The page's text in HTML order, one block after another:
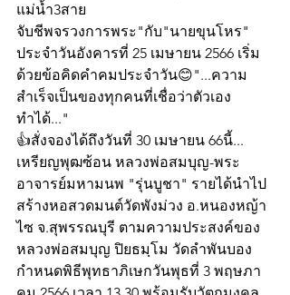
แม่น้ำ3สาย
จับชีพจรวงการพระ"กับ"นายขุนโหร"
ประจำวันอังคารที่ 25 เมษายน 2566 เริ่ม
ด้วยข้อคิดคำคมประจำวัน😊"...ความ
สำเร็จเป็นของทุกคนที่เชื่อว่าตัวเอง
ทำได้..."
👍สั่งจองได้ถึงวันที่ 30 เมษายน 66นี้...
เหรียญพุฒซ้อน หลวงพ่อสมบุญ-พระ
อาจารย์มหามนพ "รุ่นบูชา" รายได้นำไป
สร้างหอสวดมนต์วัดพังม่วง อ.หนองหญ้า
ไซ จ.สุพรรณบุรี ตามความประสงค์ของ
หลวงพ่อสมบุญ ปิยธมฺโม วัดลำพันบอง
กำหนดพิธีพุทธาภิเษกวันพุธที่ 3 พฤษภา